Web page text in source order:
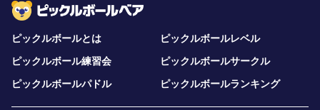
ピックルボールとは
ピックルボールレベル
ピックルボール練習会
ピックルボールサークル
ピックルボールパドル
ピックルボールランキング